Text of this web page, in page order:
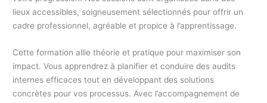
lieux accessibles, soigneusement sélectionnés pour offrir un
cadre professionnel, agréable et propice à l’apprentissage.
Cette formation allie théorie et pratique pour maximiser son
impact. Vous apprendrez à planifier et conduire des audits
internes efficaces tout en développant des solutions
concrètes pour vos processus. Avec l’accompagnement de